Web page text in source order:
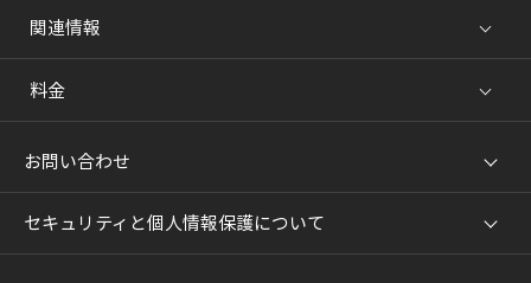
関連情報
料金
お問い合わせ
セキュリティと個人情報保護について